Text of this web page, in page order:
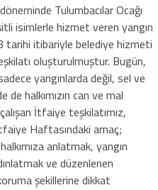
Tulumbacılar Ocağı
isimlerle hizmet veren yangın
tarihi itibariyle belediye hizmeti
oluşturulmuştur. Bugün,
yangınlarda değil, sel ve
halkımızın can ve mal
İtfaiye teşkilatımız,
Haftasındaki amaç;
anlatmak, yangın
ve düzenlenen
şekillerine dikkat